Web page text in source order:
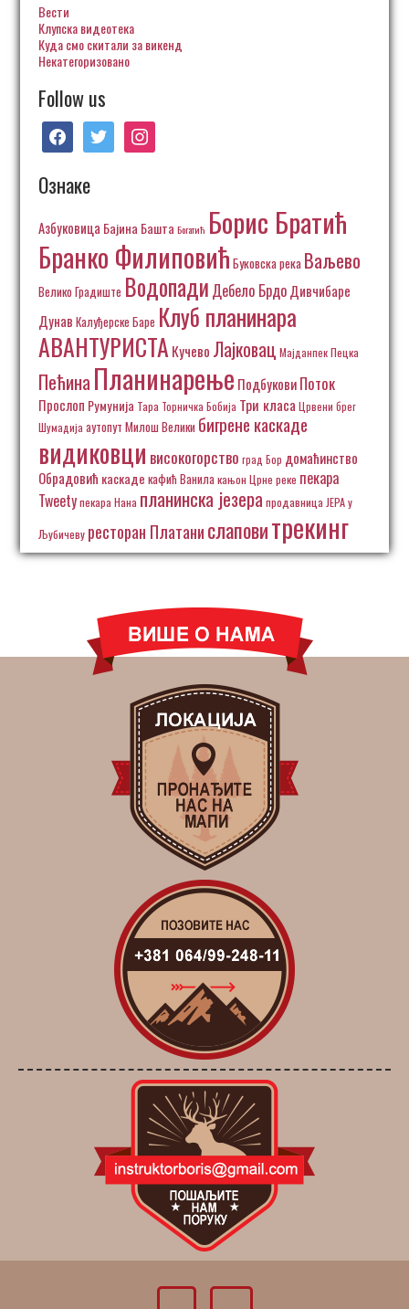
Вести
Клупска видеотека
Куда смо скитали за викенд
Некатегоризовано
Follow us
facebooktwitter instagram
Ознаке
Азбуковица Бајина Башта Богатић Борис Братић
Бранко Филиповић Буковска река Ваљево
Велико Градиште Водопади Дебело БрдоДивчибаре
Дунав Калуђерске Баре Клуб планинара
АВАНТУРИСТА Кучево Лајковац Мајданпек Пецка
Пећина Планинарење ПодбуковиПоток
Прослоп Румунија Тара Торничка Бобија Три класа Црвени брег
Шумадија аутопут Милош Велики бигрене каскаде
видиковци високогорство град Бор домаћинство
Обрадовић каскаде кафић Ванила кањон Црне реке пекара
Tweetyпекара Нана планинска језера продавница ЈЕРА у
Љубичеву ресторан Платанислаповитрекинг